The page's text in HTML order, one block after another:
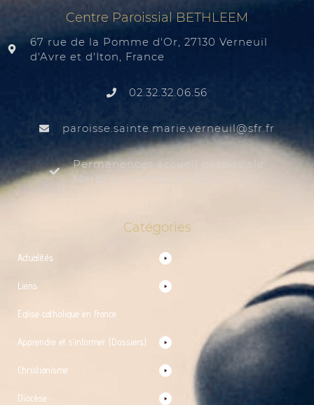
Centre Paroissial BETHLEEM
67 rue de la Pomme d'Or, 27130 Verneuil
d'Avre et d'Iton, France
02.32.32.06.56
rf.rfs
@liuenrev.eiram.etnias.essiorap
Permanences accueil paroissiale
Mardi au samedi de 9:30 à 12:00
Catégories
Actualités
Liens
Église catholique en France
Apprendre et s’informer (Dossiers)
Christianisme
Diocèse